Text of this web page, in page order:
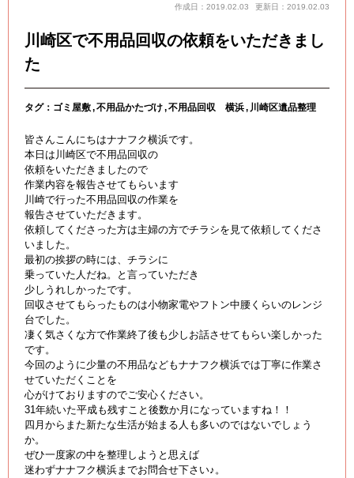
作成日：2019.02.03 更新日：2019.02.03
川崎区で不用品回収の依頼をいただきまし
た
タグ： ゴミ屋敷 不用品かたづけ 不用品回収 横浜 川崎区遺品整理
皆さんこんにちはナナフク横浜です。
本日は川崎区で不用品回収の
依頼をいただきましたので
作業内容を報告させてもらいます
川崎で行った不用品回収の作業を
報告させていただきます。
依頼してくださった方は主婦の方でチラシを見て依頼してくださ
いました。
最初の挨拶の時には、チラシに
乗っていた人だね。と言っていただき
少しうれしかったです。
回収させてもらったものは小物家電やフトン中腰くらいのレンジ
台でした。
凄く気さくな方で作業終了後も少しお話させてもらい楽しかった
です。
今回のように少量の不用品などもナナフク横浜では丁寧に作業さ
せていただくことを
心がけておりますのでご安心ください。
31年続いた平成も残すこと後数か月になっていますね！！
四月からまた新たな生活が始まる人も多いのではないでしょう
か。
ぜひ一度家の中を整理しようと思えば
迷わずナナフク横浜までお問合せ下さい♪。